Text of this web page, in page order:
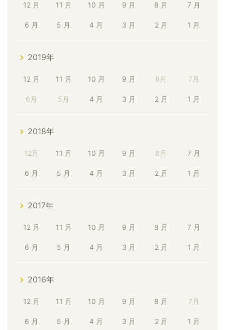
12 月 11 月 10 月 9 月 8 月 7 月
6 月 5 月 4 月 3 月 2 月 1 月
2019年
12 月 11 月 10 月 9 月 8月 7月
6月 5月 4 月 3 月 2 月 1 月
2018年
12月 11 月 10 月 9 月 8月 7 月
6 月 5 月 4 月 3 月 2 月 1 月
2017年
12 月 11 月 10 月 9 月 8 月 7 月
6 月 5 月 4 月 3 月 2 月 1 月
2016年
12 月 11 月 10 月 9 月 8 月 7月
6 月 5 月 4 月 3 月 2 月 1 月